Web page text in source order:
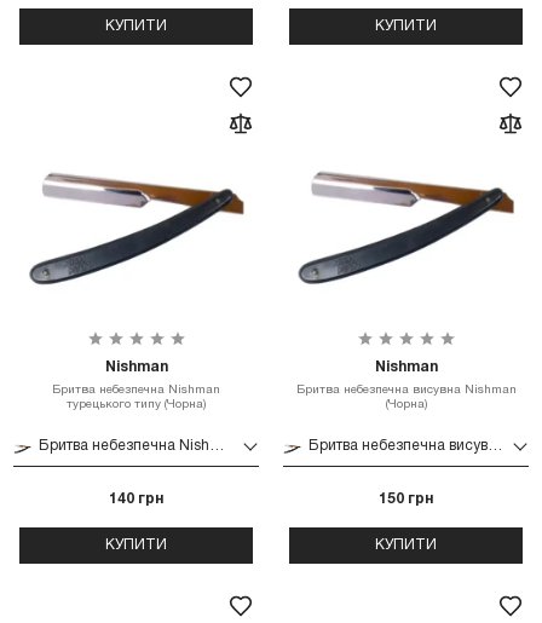
КУПИТИ КУПИТИ
Nishman
Бритва небезпечна Nishman
турецького типу (Чорна)
Бритва небезпечна Nishman турецького типу (Чорна)
140 грн
КУПИТИ
Nishman
Бритва небезпечна висувна Nishman
(Чорна)
Бритва небезпечна висувна Nishman (Чорна)
150 грн
КУПИТИ